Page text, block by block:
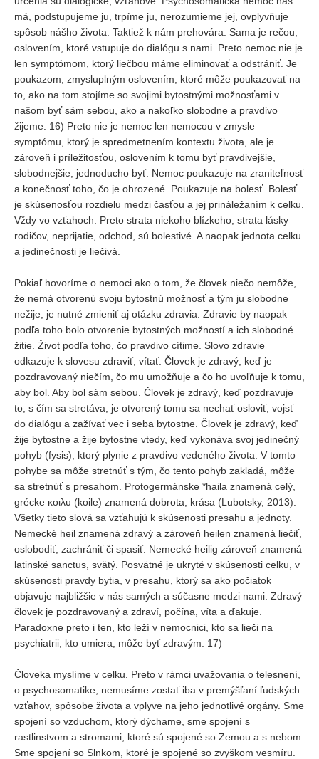
má, podstupujeme ju, trpíme ju, nerozumieme jej, ovplyvňuje
spôsob nášho života. Taktiež k nám prehovára. Sama je rečou,
oslovením, ktoré vstupuje do dialógu s nami. Preto nemoc nie je
len symptómom, ktorý liečbou máme eliminovať a odstrániť. Je
poukazom, zmysluplným oslovením, ktoré môže poukazovať na
to, ako na tom stojíme so svojimi bytostnými možnosťami v
našom byť sám sebou, ako a nakoľko slobodne a pravdivo
žijeme. 16) Preto nie je nemoc len nemocou v zmysle
symptómu, ktorý je spredmetnením kontextu života, ale je
zároveň i príležitosťou, oslovením k tomu byť pravdivejšie,
slobodnejšie, jednoducho byť. Nemoc poukazuje na zraniteľnosť
a konečnosť toho, čo je ohrozené. Poukazuje na bolesť. Bolesť
je skúsenosťou rozdielu medzi časťou a jej prináležaním k celku.
Vždy vo vzťahoch. Preto strata niekoho blízkeho, strata lásky
rodičov, neprijatie, odchod, sú bolestivé. A naopak jednota celku
a jedinečnosti je liečivá.
Pokiaľ hovoríme o nemoci ako o tom, že človek niečo nemôže,
že nemá otvorenú svoju bytostnú možnosť a tým ju slobodne
nežije, je nutné zmieniť aj otázku zdravia. Zdravie by naopak
podľa toho bolo otvorenie bytostných možností a ich slobodné
žitie. Život podľa toho, čo pravdivo cítime. Slovo zdravie
odkazuje k slovesu zdraviť, vítať. Človek je zdravý, keď je
pozdravovaný niečím, čo mu umožňuje a čo ho uvoľňuje k tomu,
aby bol. Aby bol sám sebou. Človek je zdravý, keď pozdravuje
to, s čím sa stretáva, je otvorený tomu sa nechať osloviť, vojsť
do dialógu a zažívať vec i seba bytostne. Človek je zdravý, keď
žije bytostne a žije bytostne vtedy, keď vykonáva svoj jedinečný
pohyb (fysis), ktorý plynie z pravdivo vedeného života. V tomto
pohybe sa môže stretnúť s tým, čo tento pohyb zakladá, môže
sa stretnúť s presahom. Protogermánske *haila znamená celý,
grécke κοιλυ (koile) znamená dobrota, krása (Lubotsky, 2013).
Všetky tieto slová sa vzťahujú k skúsenosti presahu a jednoty.
Nemecké heil znamená zdravý a zároveň heilen znamená liečiť,
oslobodiť, zachrániť či spasiť. Nemecké heilig zároveň znamená
latinské sanctus, svätý. Posvätné je ukryté v skúsenosti celku, v
skúsenosti pravdy bytia, v presahu, ktorý sa ako počiatok
objavuje najbližšie v nás samých a súčasne medzi nami. Zdravý
človek je pozdravovaný a zdraví, počína, víta a ďakuje.
Paradoxne preto i ten, kto leží v nemocnici, kto sa lieči na
psychiatrii, kto umiera, môže byť zdravým. 17)
Človeka myslíme v celku. Preto v rámci uvažovania o telesnení,
o psychosomatike, nemusíme zostať iba v premýšľaní ľudských
vzťahov, spôsobe života a vplyve na jeho jednotlivé orgány. Sme
spojení so vzduchom, ktorý dýchame, sme spojení s
rastlinstvom a stromami, ktoré sú spojené so Zemou a s nebom.
Sme spojení so Slnkom, ktoré je spojené so zvyškom vesmíru.